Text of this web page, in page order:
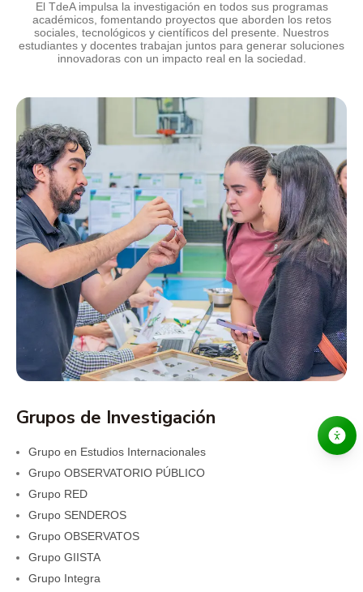
El TdeA impulsa la investigación en todos sus programas
académicos, fomentando proyectos que aborden los retos
sociales, tecnológicos y científicos del presente. Nuestros
estudiantes y docentes trabajan juntos para generar soluciones
innovadoras con un impacto real en la sociedad.
Grupos de Investigación
Grupo en Estudios Internacionales
Grupo OBSERVATORIO PÚBLICO
Grupo RED
Grupo SENDEROS
Grupo OBSERVATOS
Grupo GIISTA
Grupo Integra